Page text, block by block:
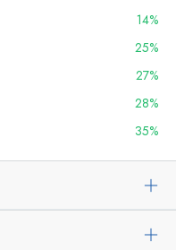
14%
25%
27%
28%
35%